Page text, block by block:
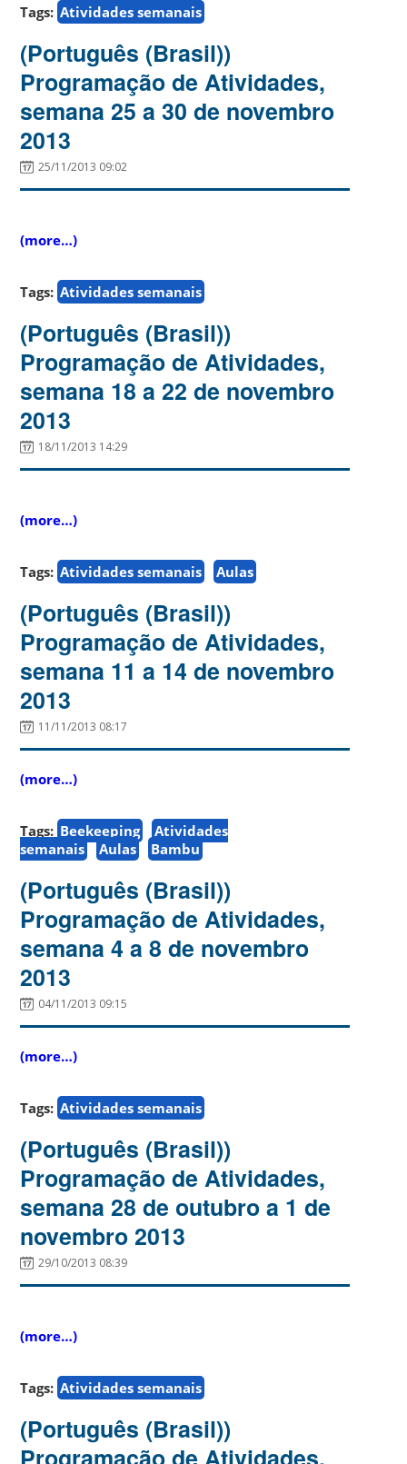
Tags: Atividades semanais
(Português (Brasil))
Programação de Atividades,
semana 25 a 30 de novembro
2013
25/11/2013 09:02
(more…)
Tags: Atividades semanais
(Português (Brasil))
Programação de Atividades,
semana 18 a 22 de novembro
2013
18/11/2013 14:29
(more…)
Tags: Atividades semanais Aulas
(Português (Brasil))
Programação de Atividades,
semana 11 a 14 de novembro
2013
11/11/2013 08:17
(more…)
Tags: Beekeeping
Atividades
semanais
Aulas Bambu
(Português (Brasil))
Programação de Atividades,
semana 4 a 8 de novembro
2013
04/11/2013 09:15
(more…)
Tags: Atividades semanais
(Português (Brasil))
Programação de Atividades,
semana 28 de outubro a 1 de
novembro 2013
29/10/2013 08:39
(more…)
Tags: Atividades semanais
(Português (Brasil))
Programação de Atividades,